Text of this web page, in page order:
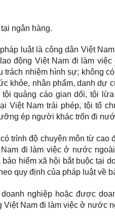
ngân hàng.
luật là công dân Việt
động Việt Nam đi làm
trách nhiệm hình sự; không
khỏe, nhân phẩm, danh dự
tội quảng cáo gian dối, tội
Việt Nam trái phép, tội tổ
ép người khác trốn đi
trình độ chuyên môn từ
đi làm việc ở nước
bảo hiểm xã hội bắt buộc tại
quy định của pháp luật về
nghiệp hoặc được
Nam đi làm việc ở nước